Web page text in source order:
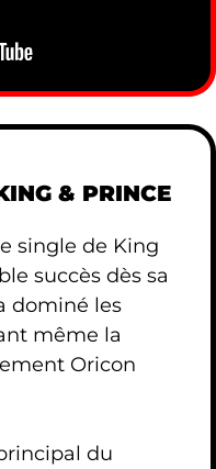
& PRINCE
single de King
succès dès sa
dominé les
même la
Oricon
du